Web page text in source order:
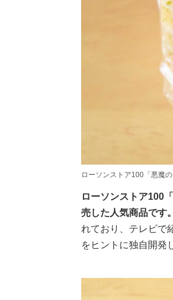
ローソンストア100「悪魔の
ローソンストア100
売した人気商品です。
れており、テレビで
をヒントに独自開発